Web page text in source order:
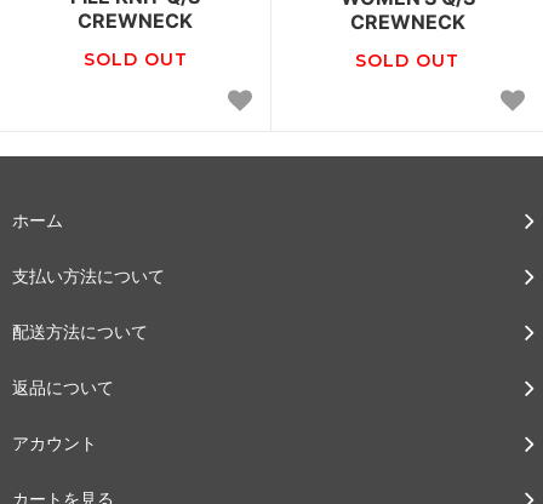
CREWNECK
SOLD OUT
CREWNECK
SOLD OUT
ホーム
支払い方法について
配送方法について
返品について
アカウント
カートを見る